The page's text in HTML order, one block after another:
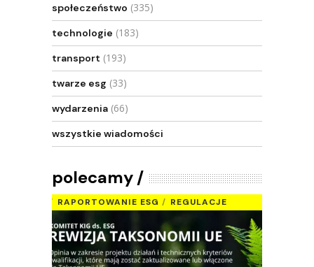
społeczeństwo (335)
technologie (183)
transport (193)
twarze esg (33)
wydarzenia (66)
wszystkie wiadomości
polecamy
RAPORTOWANIE ESG REGULACJE